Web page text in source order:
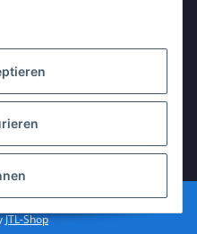
Versand
4 69168 Wiesloch
JTL-Shop